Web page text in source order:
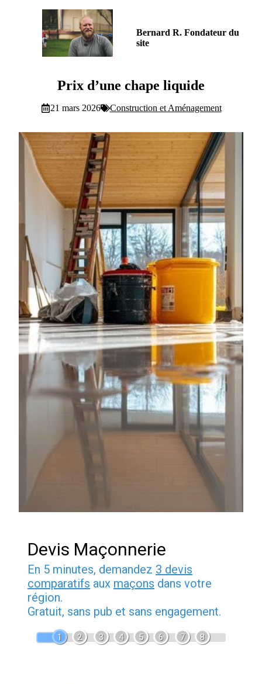
Bernard R. Fondateur du
site
Prix d’une chape liquide
21 mars 2026 Construction et Aménagement
Devis Maçonnerie
En 5 minutes, demandez 3 devis
comparatifs aux maçons dans votre
région.
Gratuit, sans pub et sans engagement.
1 2 3 4 5 6 7 8